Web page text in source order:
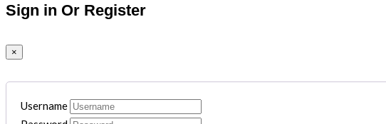
Sign in Or Register
×
Username